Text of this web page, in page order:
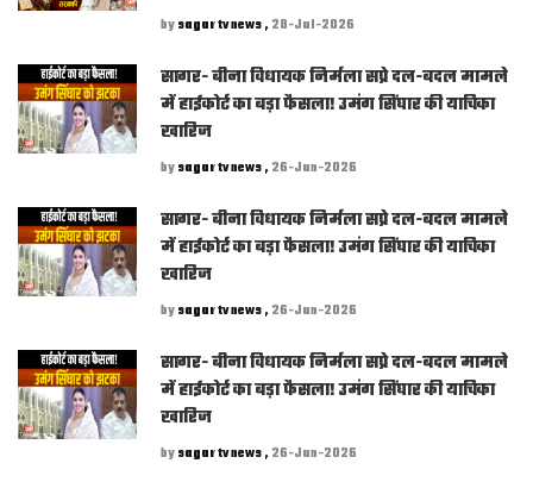
bysagar tv news , 28-Jul-2026
सागर- बीना विधायक निर्मला सप्रे दल-बदल मामले
में हाईकोर्ट का बड़ा फैसला! उमंग सिंघार की याचिका
खारिज
bysagar tv news , 26-Jun-2026
सागर- बीना विधायक निर्मला सप्रे दल-बदल मामले
में हाईकोर्ट का बड़ा फैसला! उमंग सिंघार की याचिका
खारिज
bysagar tv news , 26-Jun-2026
सागर- बीना विधायक निर्मला सप्रे दल-बदल मामले
में हाईकोर्ट का बड़ा फैसला! उमंग सिंघार की याचिका
खारिज
bysagar tv news , 26-Jun-2026